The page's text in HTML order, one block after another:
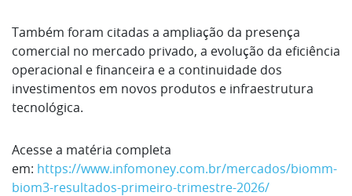
Também foram citadas a ampliação da presença
⁠comercial no mercado privado, a evolução da eficiência
operacional e financeira e a continuidade dos
investimentos em novos produtos e infraestrutura
tecnológica.
Acesse a matéria completa
em: https://www.infomoney.com.br/mercados/biomm-
biom3-resultados-primeiro-trimestre-2026/